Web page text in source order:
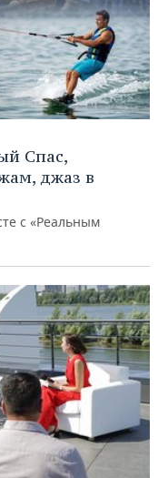
Спас,
джаз в
с «Реальным